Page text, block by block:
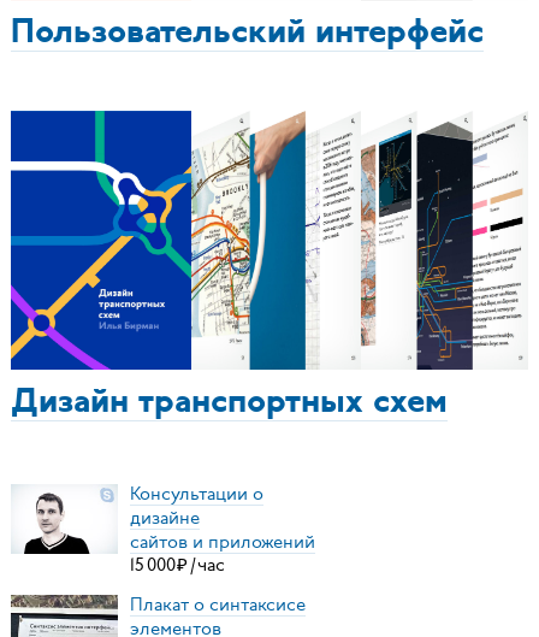
Пользовательский интерфейс
Дизайн транспортных схем
Консультации о
дизайне
сайтов и приложений
15000₽ /час
Плакат о синтаксисе
элементов